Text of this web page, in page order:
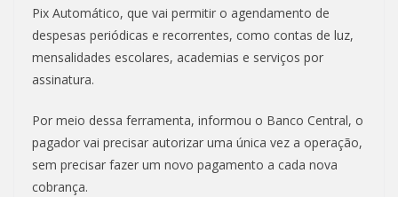
Pix Automático, que vai permitir o agendamento de
despesas periódicas e recorrentes, como contas de luz,
mensalidades escolares, academias e serviços por
assinatura.
Por meio dessa ferramenta, informou o Banco Central, o
pagador vai precisar autorizar uma única vez a operação,
sem precisar fazer um novo pagamento a cada nova
cobrança.